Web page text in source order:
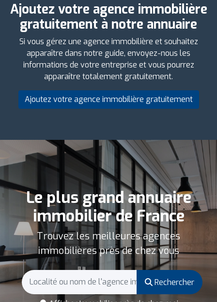
Ajoutez votre agence immobilière
gratuitement à notre annuaire
Si vous gérez une agence immobilière et souhaitez
apparaître dans notre guide, envoyez-nous les
informations de votre entreprise et vous pourrez
apparaître totalement gratuitement.
Ajoutez votre agence immobilière gratuitement
Le plus grand annuaire
immobilier de France
Trouvez les meilleures agences
immobilières près de chez vous
Rechercher